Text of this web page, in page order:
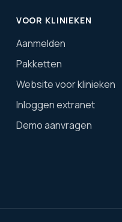
VOOR KLINIEKEN
Aanmelden
Pakketten
Website voor klinieken
Inloggen extranet
Demo aanvragen